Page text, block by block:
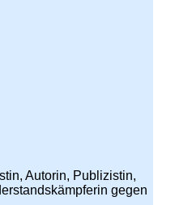
Autorin, Publizistin,
gegen